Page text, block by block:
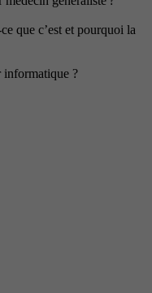
que c’est et pourquoi la
informatique ?